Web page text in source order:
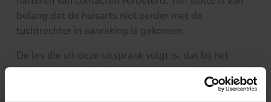
belang dat de huisarts niet eerder met de
tuchtrechter in aanraking is gekomen.
De les die uit deze uitspraak volgt is, dat bij het
triageren op een huisartsenpost naast de klachten en
symptomen die (telefonisch) worden gemeld ook